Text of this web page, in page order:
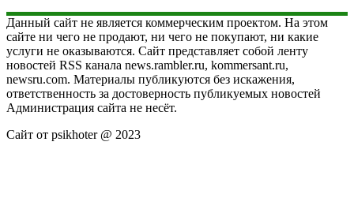
Данный сайт не является коммерческим проектом. На этом
сайте ни чего не продают, ни чего не покупают, ни какие
услуги не оказываются. Сайт представляет собой ленту
новостей RSS канала news.rambler.ru, kommersant.ru,
newsru.com. Материалы публикуются без искажения,
ответственность за достоверность публикуемых новостей
Администрация сайта не несёт.
Сайт от psikhoter @ 2023